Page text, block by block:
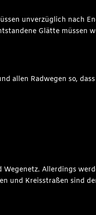
unverzüglich nach
Glätte müssen
allen Radwegen so,
Allerdings
und Kreisstraßen sind